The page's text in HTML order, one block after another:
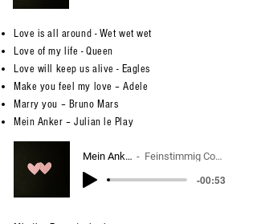
Love is all around - Wet wet wet
Love of my life - Queen
Love will keep us alive - Eagles
Make you feel my love – Adele
Marry you – Bruno Mars
Mein Anker – Julian le Play
Mein Anker Feinstimmig Cover
-00:53